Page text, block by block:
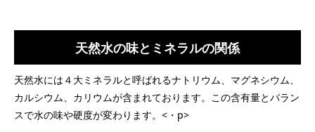
天然水の味とミネラルの関係
天然水には４大ミネラルと呼ばれるナトリウム、マグネシウム、
カルシウム、カリウムが含まれております。この含有量とバラン
スで水の味や硬度が変わります。<・p>